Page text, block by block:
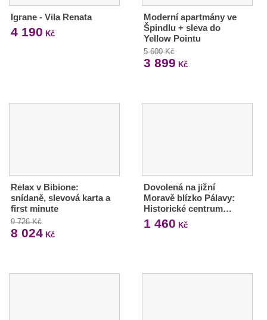
Igrane - Vila Renata
4 190 Kč
Moderní apartmány ve
Špindlu + sleva do
Yellow Pointu
5 600 Kč
3 899 Kč
Relax v Bibione:
snídaně, slevová karta a
first minute
9 726 Kč
8 024 Kč
Dovolená na jižní
Moravě blízko Pálavy:
Historické centrum…
1 460 Kč